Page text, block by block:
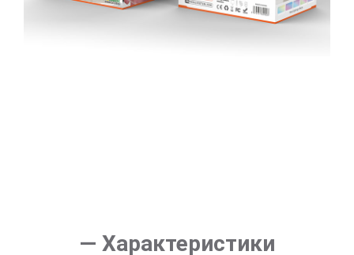
— Характеристики